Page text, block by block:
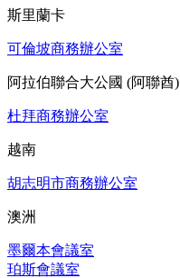
斯里蘭卡
可倫坡商務辦公室
阿拉伯聯合大公國 (阿聯酋)
杜拜商務辦公室
越南
胡志明市商務辦公室
澳洲
墨爾本會議室
珀斯會議室